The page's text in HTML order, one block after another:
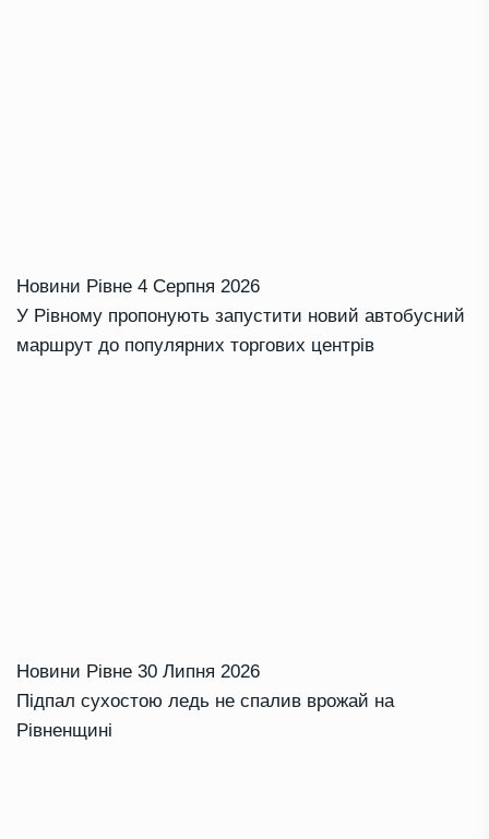
Новини Рівне 4 Серпня 2026
У Рівному пропонують запустити новий автобусний
маршрут до популярних торгових центрів
Новини Рівне 30 Липня 2026
Підпал сухостою ледь не спалив врожай на
Рівненщині